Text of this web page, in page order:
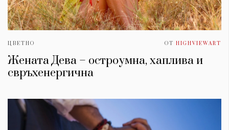
ЦВЕТНО ОТ HIGHVIEWART
Жената Дева – остроумна, хаплива и
свръхенергична